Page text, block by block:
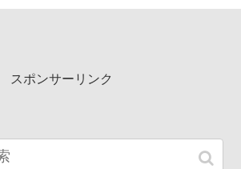
スポンサーリンク